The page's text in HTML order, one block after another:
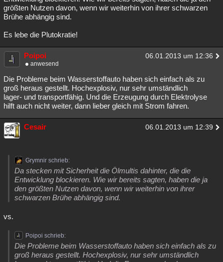
größten Nutzen davon, wenn wir weiterhin von ihrer schwarzen
Brühe abhängig sind.
Es lebe die Plutokratie!
Poipoi 06.01.2013 um 12:36
anwesend
Die Probleme beim Wasserstoffauto haben sich einfach als zu
groß heraus gestellt. Hochexplosiv, nur sehr umständlich
lager- und transportfähig. Und die Erzeugung durch Elektrolyse
hilft auch nicht weiter, dann lieber gleich mit Strom fahren.
Cesair 06.01.2013 um 12:39
Grymnir schrieb:
Da stecken mit Sicherheit die Ölmultis dahinter, die die
Entwicklung blockieren. Wie wir bereits sagten, haben die ja
den größten Nutzen davon, wenn wir weiterhin von ihrer
schwarzen Brühe abhängig sind.
vs.
Poipoi schrieb:
Die Probleme beim Wasserstoffauto haben sich einfach als zu
groß heraus gestellt. Hochexplosiv, nur sehr umständlich